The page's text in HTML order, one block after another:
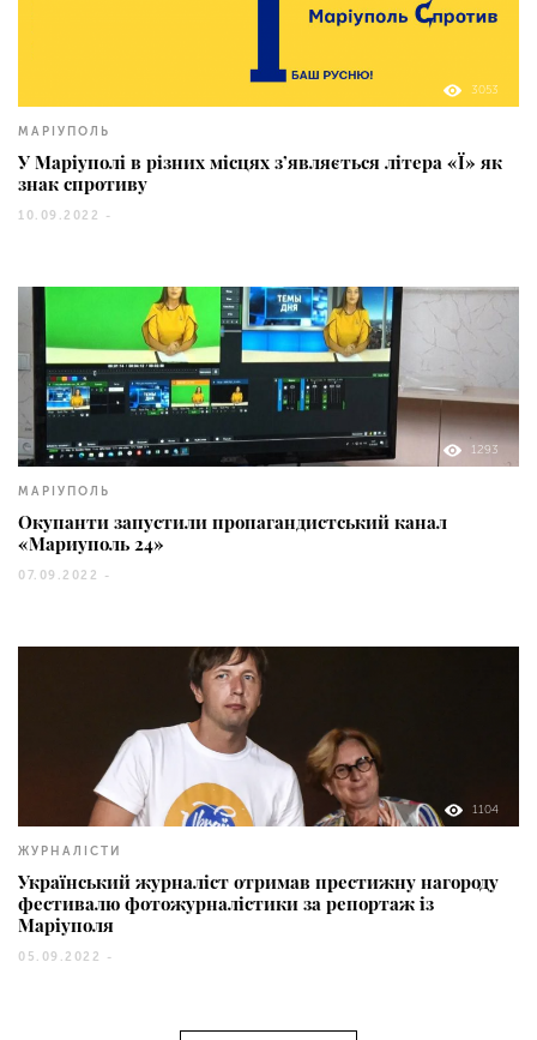
3053
МАРІУПОЛЬ
У Маріуполі в різних місцях з’являється літера «Ї» як
знак спротиву
10.09.2022 -
1293
МАРІУПОЛЬ
Окупанти запустили пропагандистський канал
«Мариуполь 24»
07.09.2022 -
1104
ЖУРНАЛІСТИ
Український журналіст отримав престижну нагороду
фестивалю фотожурналістики за репортаж із
Маріуполя
05.09.2022 -